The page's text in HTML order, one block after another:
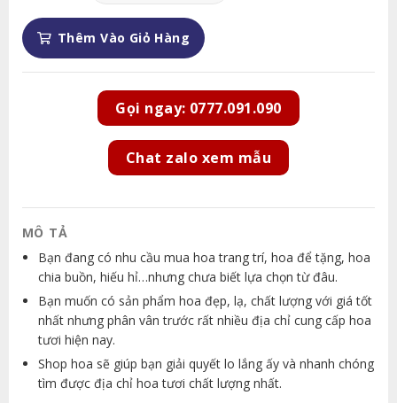
Thêm Vào Giỏ Hàng
Gọi ngay: 0777.091.090
Chat zalo xem mẫu
MÔ TẢ
Bạn đang có nhu cầu mua hoa trang trí, hoa để tặng, hoa
chia buồn, hiếu hỉ…nhưng chưa biết lựa chọn từ đâu.
Bạn muốn có sản phẩm hoa đẹp, lạ, chất lượng với giá tốt
nhất nhưng phân vân trước rất nhiều địa chỉ cung cấp hoa
tươi hiện nay.
Shop hoa sẽ giúp bạn giải quyết lo lắng ấy và nhanh chóng
tìm được địa chỉ hoa tươi chất lượng nhất.